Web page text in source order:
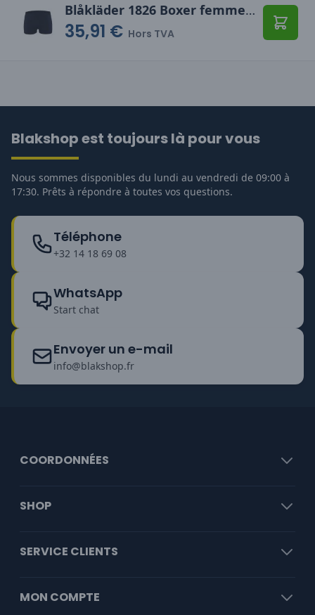
Blåkläder 1826 Boxer femme retardant-flamme inhérent
35,91 € Hors TVA
Blakshop est toujours là pour vous
Nous sommes disponibles du lundi au vendredi de 09:00 à
17:30. Prêts à répondre à toutes vos questions.
Téléphone
+32 14 18 69 08
WhatsApp
Start chat
Envoyer un e-mail
info@blakshop.fr
COORDONNÉES
SHOP
SERVICE CLIENTS
MON COMPTE